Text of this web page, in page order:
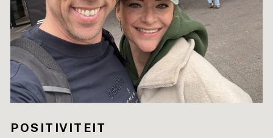
POSITIVITEIT